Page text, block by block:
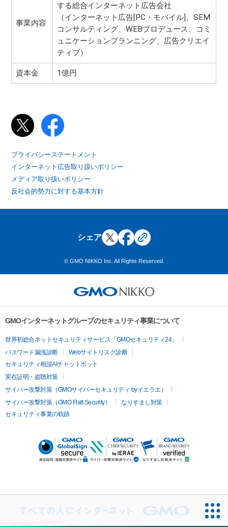
事業内容
する総合インターネット広告会社
（インターネット広告[PC・モバイル]、SEM
コンサルティング、WEBプロデュース、コミ
ュニケーションプランニング、広告クリエイ
ティブ）
資本金 1億円
プライバシーステートメント
インターネット広告取り扱いポリシー
メディア取り扱いポリシー
反社会的勢力に対する基本方針
シェア
© GMO NIKKO Inc. All Rights Reserved.
GMOインターネットグループのセキュリティ事業について
世界初総合ネットセキュリティサービス「GMOセキュリティ24」
パスワード漏洩診断
Webサイトリスク診断
セキュリティ相談AIチャットボット
実在証明・盗聴対策
サイバー攻撃対策（GMOサイバーセキュリティ byイエラエ）
サイバー攻撃対策（GMO Flatt Security）
なりすまし対策
セキュリティ事業の軌跡